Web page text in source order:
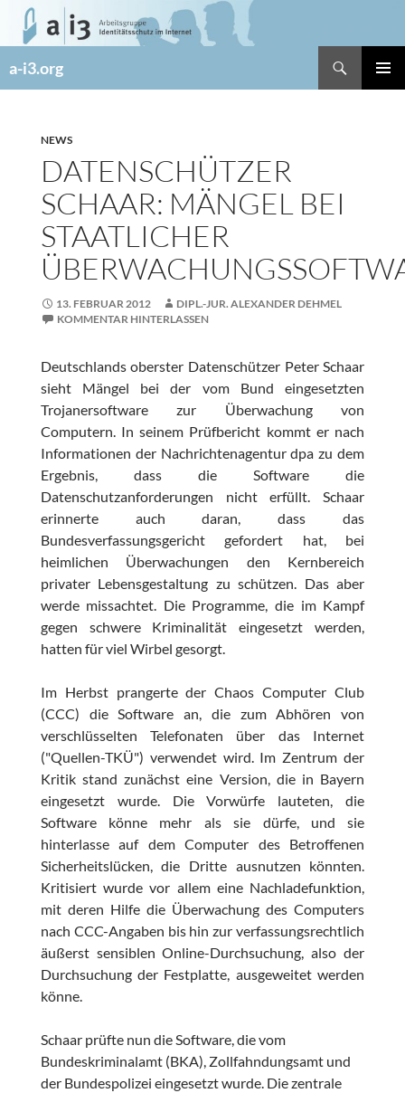
Zum
Inhalt
a-i3.org
NEWS
DATENSCHÜTZER
SCHAAR: MÄNGEL BEI
STAATLICHER
13. FEBRUAR 2012
DIPL.-JUR. ALEXANDER DEHMEL
KOMMENTAR HINTERLASSEN
Deutschlands oberster Datenschützer Peter Schaar
sieht Mängel bei der vom Bund eingesetzten
Trojanersoftware zur Überwachung von
Computern. In seinem Prüfbericht kommt er nach
Informationen der Nachrichtenagentur dpa zu dem
Ergebnis, dass die Software die
Datenschutzanforderungen nicht erfüllt. Schaar
erinnerte auch daran, dass das
Bundesverfassungsgericht gefordert hat, bei
heimlichen Überwachungen den Kernbereich
privater Lebensgestaltung zu schützen. Das aber
werde missachtet. Die Programme, die im Kampf
gegen schwere Kriminalität eingesetzt werden,
hatten für viel Wirbel gesorgt.
Im Herbst prangerte der Chaos Computer Club
(CCC) die Software an, die zum Abhören von
verschlüsselten Telefonaten über das Internet
("Quellen-TKÜ") verwendet wird. Im Zentrum der
Kritik stand zunächst eine Version, die in Bayern
eingesetzt wurde. Die Vorwürfe lauteten, die
Software könne mehr als sie dürfe, und sie
hinterlasse auf dem Computer des Betroffenen
Sicherheitslücken, die Dritte ausnutzen könnten.
Kritisiert wurde vor allem eine Nachladefunktion,
mit deren Hilfe die Überwachung des Computers
nach CCC-Angaben bis hin zur verfassungsrechtlich
äußerst sensiblen Online-Durchsuchung, also der
Durchsuchung der Festplatte, ausgeweitet werden
könne.
Schaar prüfte nun die Software, die vom
Bundeskriminalamt (BKA), Zollfahndungsamt und
der Bundespolizei eingesetzt wurde. Die zentrale